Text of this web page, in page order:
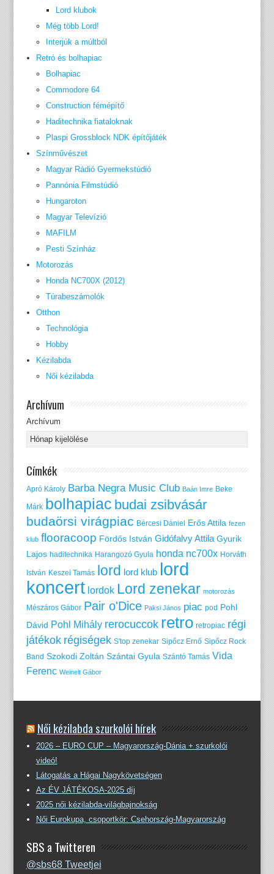
Lord klubok
Még több Lord!
Interjúk a múltból
Retró és bolhapiac
Bolhapiac
Commodore 64
Construction fémépítő
Haditechnika fiataloknak
Plaspi Grossblock NDK építőjáték
Színművészet
Magyar Rádió Gyermekstúdió
Pannónia Filmstúdió
Hungaroton
Magyar Televízió
MAFILM
Pesti Színház
Motorozás
Honda NC700X (2012)
Túrabeszámolók
Otthon
Technológia
Hobby
Kézilabda
Női kézilabda
Archívum
Archívum
Címkék
Apró Károly Barba Negra Music Club Baán Imre Beke
Márk bolhapiac budai zsibvásár
budaörsi virágpiac Bércesi Dániel Erős Attila fezen
klub flooracoop Fördős István Gidófalvy Attila Gyurik
Lajos haditechnika Harangozó Gyula honda nc700x Horváth
István Keszei Tamás lord lord klub lord
koncert lordok Lord zenekar motorozás
Mészáros Gábor Pair o'Dice Paksi János piac pod Pohl
Dávid Pohl Mihály rerocuccok retro retropiac régi
játékok régiségek S'top zenekar Sipőcz Ernő Sipőcz Rock
Band Szokodi Zoltán Szántai Gyula Szántó Tamás Vida
Ferenc Weinelt Gábor
Női kézilabda szurkolói hírek
2026 – EURO CUP – Magyarország-Dánia + szurkolói
videó!
Látogatás a Hágai Nagykövetségen
Az ÉV JÁTÉKOSA-2025 díj
2025 női kézilabda-világbajnokság
Női Eurokupa, csoportkör: Csehország-Magyarország
SBS a Twitteren
@sbs68 Tweetjei